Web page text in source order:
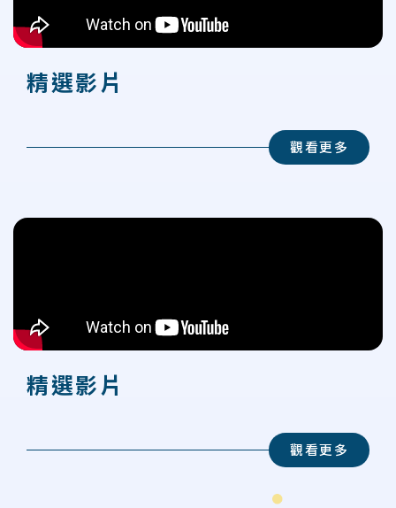
精選影片
觀看更多
精選影片
觀看更多